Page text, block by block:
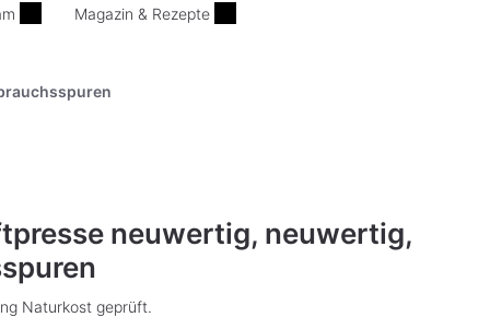
Magazin & Rezepte
neuwertig, neuwertig,
Naturkost geprüft.